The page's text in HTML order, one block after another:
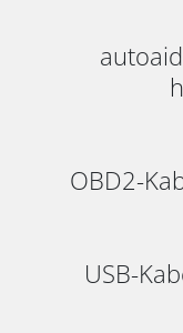
OBD2-
USB-